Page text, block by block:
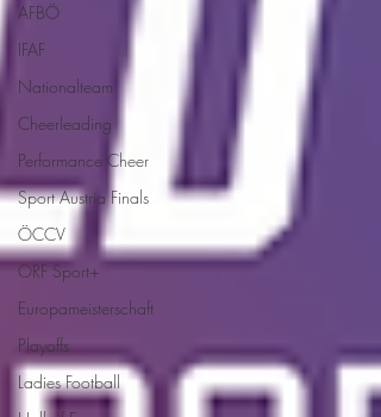
AFBÖ
IFAF
Nationalteam
Cheerleading
Performance Cheer
Sport Austria Finals
ÖCCV
ORF Sport+
Europameisterschaft
Playoffs
Ladies Football